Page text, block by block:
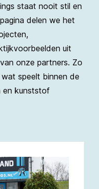
staat nooit stil en
delen we het
uit
onze partners. Zo
speelt binnen de
en kunststof